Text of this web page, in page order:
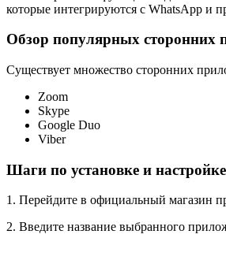
которые интегрируются с WhatsApp и
Обзор популярных сторонних
Существует множество сторонних
Zoom
Skype
Google Duo
Viber
Шаги по установке и
1. Перейдите в официальный магазин
2. Введите название выбранного